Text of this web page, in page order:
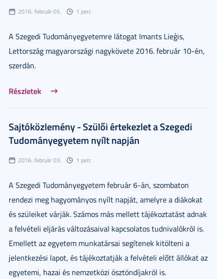
2016. február 05. 1 perc
A Szegedi Tudományegyetemre látogat Imants Lieģis,
Lettország magyarországi nagykövete 2016. február 10-én,
szerdán.
Részletek
Sajtóközlemény - Szülői értekezlet a Szegedi
Tudományegyetem nyílt napján
2016. február 03. 1 perc
A Szegedi Tudományegyetem február 6-án, szombaton
rendezi meg hagyományos nyílt napját, amelyre a diákokat
és szüleiket várják. Számos más mellett tájékoztatást adnak
a felvételi eljárás változásaival kapcsolatos tudnivalókról is.
Emellett az egyetem munkatársai segítenek kitölteni a
jelentkezési lapot, és tájékoztatják a felvételi előtt állókat az
egyetemi, hazai és nemzetközi ösztöndíjakról is.